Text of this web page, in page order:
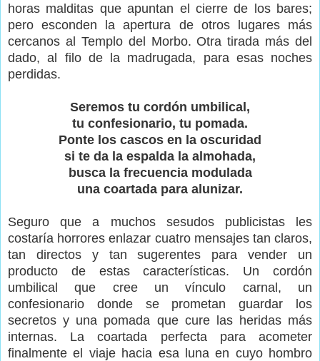
horas malditas que apuntan el cierre de los bares;
pero esconden la apertura de otros lugares más
cercanos al Templo del Morbo. Otra tirada más del
dado, al filo de la madrugada, para esas noches
perdidas.
Seremos tu cordón umbilical,
tu confesionario, tu pomada.
Ponte los cascos en la oscuridad
si te da la espalda la almohada,
busca la frecuencia modulada
una coartada para alunizar.
Seguro que a muchos sesudos publicistas les
costaría horrores enlazar cuatro mensajes tan claros,
tan directos y tan sugerentes para vender un
producto de estas características. Un cordón
umbilical que cree un vínculo carnal, un
confesionario donde se prometan guardar los
secretos y una pomada que cure las heridas más
internas. La coartada perfecta para acometer
finalmente el viaje hacia esa luna en cuyo hombro